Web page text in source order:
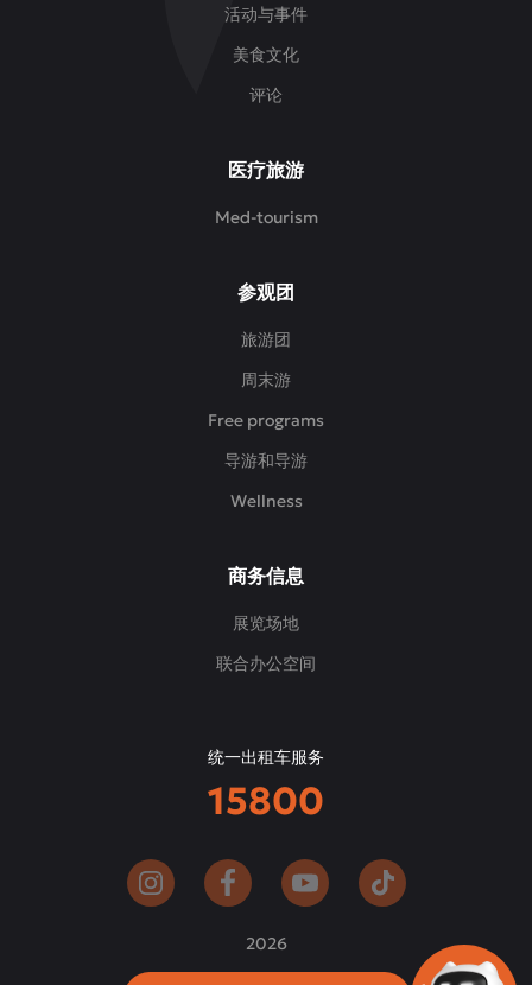
活动与事件
美食文化
评论
医疗旅游
Med-tourism
参观团
旅游团
周末游
Free programs
导游和导游
Wellness
商务信息
展览场地
联合办公空间
2026
统一出租车服务
15800